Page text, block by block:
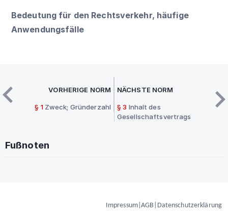
Bedeutung für den Rechtsverkehr, häufige
Anwendungsfälle
VORHERIGE NORM
§ 1 Zweck; Gründerzahl
NÄCHSTE NORM
§ 3 Inhalt des
Gesellschaftsvertrags
Fußnoten
Impressum|AGB Datenschutzerklärung